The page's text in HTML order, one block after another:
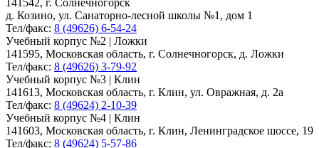
д. Козино, ул. Санаторно-лесной школы №1, дом 1
Тел/факс: 8 (49626) 6-54-24
Учебный корпус №2 | Ложки
141595, Московская область, г. Солнечногорск, д. Ложки
Тел/факс: 8 (49626) 3-79-92
Учебный корпус №3 | Клин
141613, Московская область, г. Клин, ул. Овражная, д. 2а
Тел/факс: 8 (49624) 2-10-39
Учебный корпус №4 | Клин
141603, Московская область, г. Клин, Ленинградское шоссе, 19
Тел/факс: 8 (49624) 5-57-86